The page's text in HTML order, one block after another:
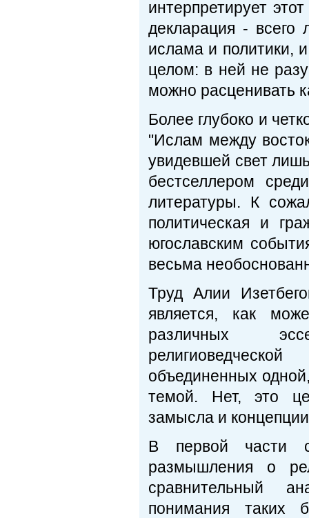
интерпретирует
декларация -
ислама и политики,
целом: в ней не
можно расценивать
Более глубоко и
"Ислам между
увидевшей свет
бестселлером
литературы. К
политическая и
югославским
весьма
Труд Алии
является, как
различных
объединенных
темой. Нет, это
замысла и
В первой части
размышления о
сравнительный
понимания таких